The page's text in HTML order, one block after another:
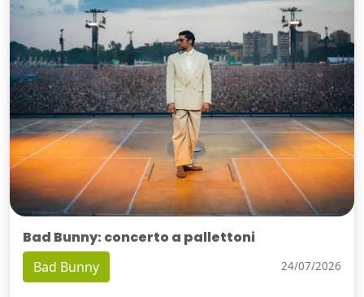
Bad Bunny: concerto a pallettoni
Bad Bunny 24/07/2026